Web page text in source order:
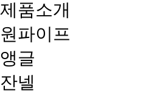
제품소개
원파이프
앵글
잔넬